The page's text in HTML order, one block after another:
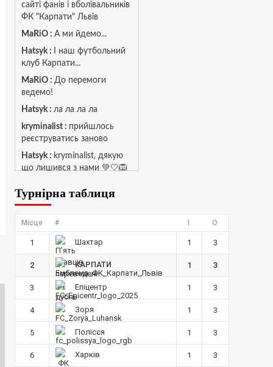
сайті фанів і вболівальників
ФК "Карпати" Львів
MaRiO : А ми йдемо...
Hatsyk :
І наш футбольний
клуб Карпати...
MaRiO : До перемоги
ведемо!
Hatsyk : ла ла ла ла
kryminalist : прийшлось
реєструватись заново
Hatsyk : kryminalist, дякую
що лишився з нами 💚🤍🦁
оживає, то добре!
MaRiO :Знов у клубі
бардак...
Hatsyk :
Все буде добре
Torsida_LEMBERG_1963 :
Всім привіт, знову з вами)
Hatsyk :
Torsida_LEMBERG_1963 ,
радий вітати 🙌 🦁
SVAT :
Всім привіт! Я так
розумію старий сайт пішов
разом з акаунтом і
Турнірна таблиця
Місце # О
1 Шахтар 1 3
2 КАРПАТИ 1 3
3 Епіцентр 1 3
4 Зоря 1 3
5 Полісся 1 3
6 Харків 1 3